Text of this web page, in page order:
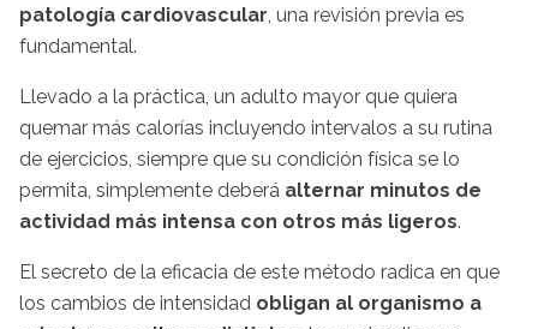
patología cardiovascular, una revisión previa es
fundamental.
Llevado a la práctica, un adulto mayor que quiera
quemar más calorías incluyendo intervalos a su rutina
de ejercicios, siempre que su condición física se lo
permita, simplemente deberá alternar minutos de
actividad más intensa con otros más ligeros.
El secreto de la eficacia de este método radica en que
los cambios de intensidad obligan al organismo a